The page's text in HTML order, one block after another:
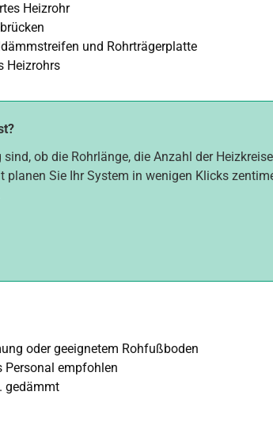
Heizrohr
und Rohrträgerplatte
Heizrohrs
ob die Rohrlänge, die Anzahl der
planen Sie Ihr System in wenigen Klicks
oder geeignetem Rohfußboden
Personal empfohlen
gedämmt